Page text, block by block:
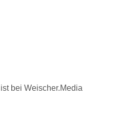
bei Weischer.Media